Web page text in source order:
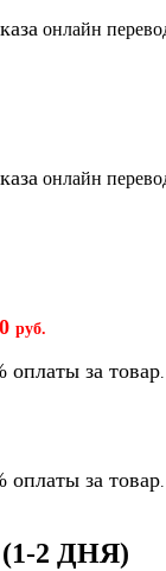
онлайн
онлайн
руб.
оплаты за товар.
оплаты за товар.
2 ДНЯ)